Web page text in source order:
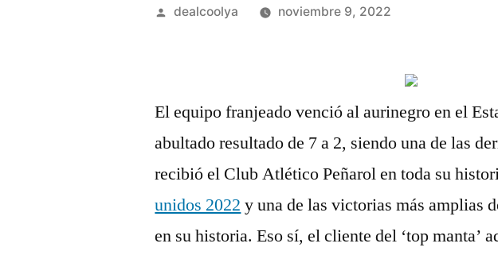
Publicado
dealcoolya noviembre 9, 2022
El equipo franjeado venció al aurinegro en el
abultado resultado de 7 a 2, siendo una de las
recibió el Club Atlético Peñarol en toda su
unidos 2022 y una de las victorias más amplias
en su historia. Eso sí, el cliente del ‘top manta’